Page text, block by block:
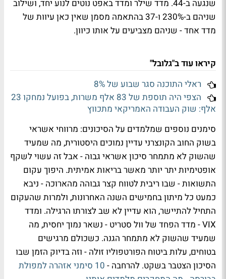
שנגעה ב-44. מדד שילר ומדד באפט נוטים לנוע יחד, ושילוב
שניהם ב-230% ו-37 בהתאמה מסמן שאין כאן עיוות של
מדד אחד - שניהם מצביעים על אותו כיוון.
קיראו עוד ב"גלובל"
ראלי התוכנה סגר שבוע של 8%
הצפי היה תוספת של 83 אלף משרות, בפועל נמחקו 23
אלף: שוק העבודה האמריקאי מתכווץ
סימנים נוספים שמלמדים על הסיכונים: מרווחי אשראי
בשוק החוב הקונצרני עדיין נמוכים היסטורית, מה שמעיד
שהשוק לא מתמחר סיכון אשראי גבוה - אבל זה עשוי לשקף
אופטימיות יתר יותר מאשר בריאות אמיתית. היפוך עקום
התשואות - שבו ריבית לטווח קצר גבוהה מהארוכה - ניבא
כמעט כל מיתון בחמישים השנה האחרונות, ולמרות שהעקום
התחיל להתיישר, הוא עדיין לא שב לצורתו הרגילה. ומדד
VIX - מדד הפחד של וול סטריט - נשאר נמוך יחסית, מה
שמעיד שהשוק לא מתמחר הגנה. כשכולם מרגישים
בטוחים, עלות ביטוח הפורטפוליו זולה - וזה בדיוק הזמן שבו
הסיכון הצטבר בשקט. להרחבה -
10 סימני אזהרה למפולת